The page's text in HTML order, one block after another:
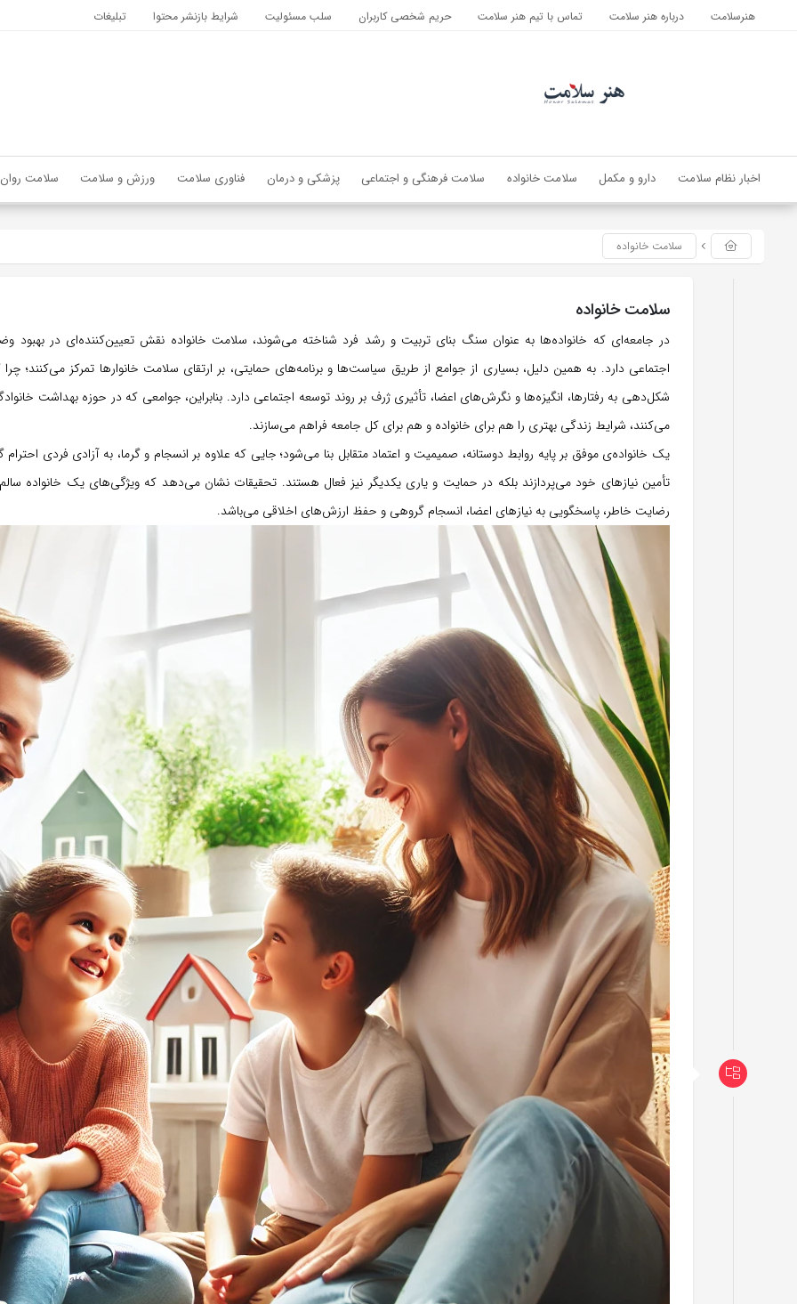
هنرسلامت درباره هنر سلامت تماس با تیم هنر سلامت حریم شخصی کاربران سلب مسئولیت شرایط بازنشر محتوا تبلیغات
اخبار نظام سلامت دارو و مکمل سلامت خانواده سلامت فرهنگی و اجتماعی پزشکی و درمان فناوری سلامت ورزش و سلامت سلامت روان
سلامت خانواده
سلامت خانواده
در جامعه‌ای که خانواده‌ها به عنوان سنگ بنای تربیت و رشد فرد شناخته می‌شوند، سلامت خانواده نقش تعیین‌کننده‌ای در بهبود
اجتماعی دارد. به همین دلیل، بسیاری از جوامع از طریق سیاست‌ها و برنامه‌های حمایتی، بر ارتقای سلامت خانوارها تمرکز می‌کنند؛ چرا
شکل‌دهی به رفتارها، انگیزه‌ها و نگرش‌های اعضا، تأثیری ژرف بر روند توسعه اجتماعی دارد. بنابراین، جوامعی که در حوزه بهداشت
می‌کنند، شرایط زندگی بهتری را هم برای خانواده و هم برای کل جامعه فراهم می‌سازند.
یک خانواده‌ی موفق بر پایه روابط دوستانه، صمیمیت و اعتماد متقابل بنا می‌شود؛ جایی که علاوه بر انسجام و گرما، به آزادی فردی
تأمین نیازهای خود می‌پردازند بلکه در حمایت و یاری یکدیگر نیز فعال هستند. تحقیقات نشان می‌دهد که ویژگی‌های یک خانواده
رضایت خاطر، پاسخگویی به نیازهای اعضا، انسجام گروهی و حفظ ارزش‌های اخلاقی می‌باشد.